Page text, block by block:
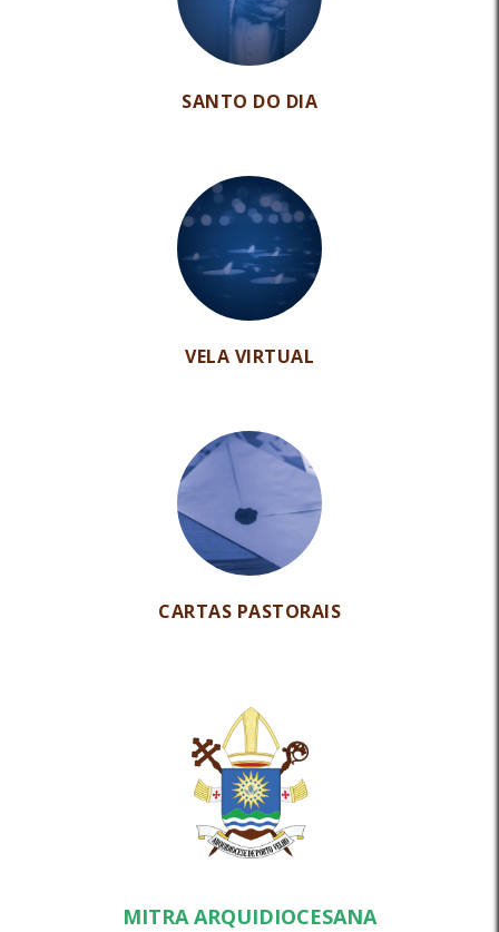
SANTO DO DIA
VELA VIRTUAL
CARTAS PASTORAIS
MITRA ARQUIDIOCESANA